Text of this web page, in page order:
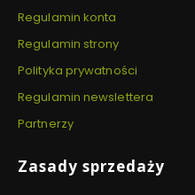
Regulamin konta
Regulamin strony
Polityka prywatności
Regulamin newslettera
Partnerzy
Zasady sprzedaży